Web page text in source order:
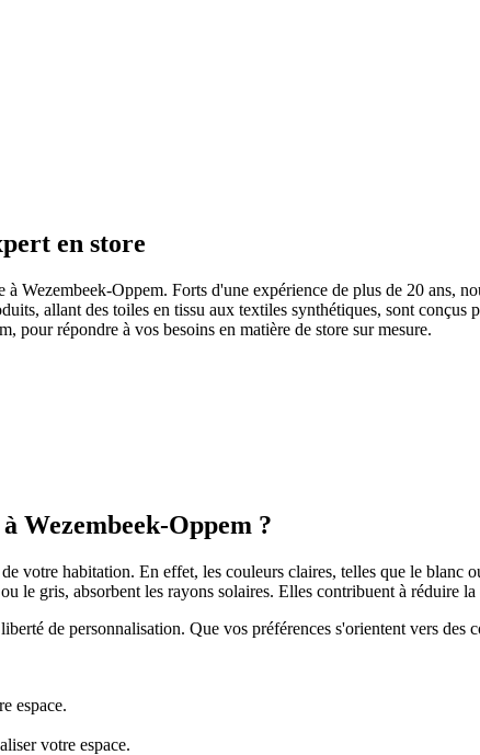
en store
Wezembeek-Oppem. Forts d'une expérience de plus de 20 ans,
allant des toiles en tissu aux textiles synthétiques, sont conçus
pour répondre à vos besoins en matière de store sur mesure.
Wezembeek-Oppem ?
habitation. En effet, les couleurs claires, telles que le blanc
le gris, absorbent les rayons solaires. Elles contribuent à réduire
de personnalisation. Que vos préférences s'orientent vers des
espace.
votre espace.